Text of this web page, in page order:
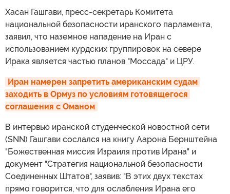
Хасан Гашгави, пресс-секретарь Комитета
национальной безопасности иранского парламента,
заявил, что наземное нападение на Иран с
использованием курдских группировок на севере
Ирака является частью планов "Моссада" и ЦРУ.
Иран намерен запретить американским судам
заходить в Ормуз по условиям готовящегося
соглашения с Оманом
В интервью иранской студенческой новостной сети
(SNN) Гашгави сослался на книгу Аарона Бернштейна
"Божественная миссия Израиля против Ирана" и
документ "Стратегия национальной безопасности
Соединенных Штатов", заявив: "В этих двух текстах
прямо говорится, что для ослабления Ирана его